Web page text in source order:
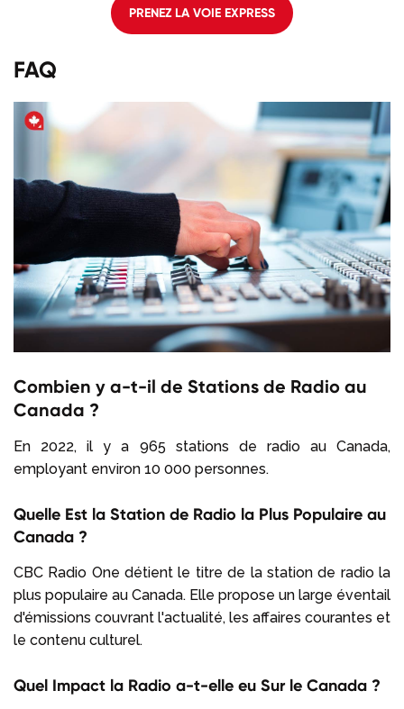
PRENEZ LA VOIE EXPRESS
FAQ
Combien y a-t-il de Stations de Radio au
Canada ?
En 2022, il y a 965 stations de radio au Canada,
employant environ 10 000 personnes.
Quelle Est la Station de Radio la Plus Populaire au
Canada ?
CBC Radio One détient le titre de la station de radio la
plus populaire au Canada. Elle propose un large éventail
d'émissions couvrant l'actualité, les affaires courantes et
le contenu culturel.
Quel Impact la Radio a-t-elle eu Sur le Canada ?